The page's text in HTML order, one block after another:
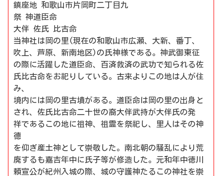
鎮座地 和歌山市片岡町二丁目九
祭 神道臣命
大伴 佐氏 比古命
当神社は岡の里(現在の和歌山市広瀬、大新、番丁、
吹上、芦原、新南地区)の氏神様である。神武御東征
の際に活躍した道臣命、百済救済の武功で知られる佐
氏比古命をお祀りしている。古来よりこの地は人が住
み、
境内には岡の里古墳がある。道臣命は岡の里の出身と
され、佐氏比古命二十世の裔大伴武持が大伴氏の発
祥であるこの地に祖神、祖霊を祭祀し、里人はその神
德
を仰ぎ産土神として崇敬した。南北朝の騒乱により荒
廃するも嘉吉年中に氏子等が修造した。元和年中徳川
頼宣公が紀州入城の際、城の守護神たるこの神社を崇